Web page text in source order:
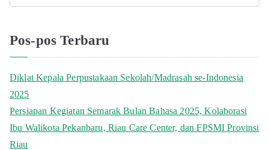
Pos-pos Terbaru
Diklat Kepala Perpustakaan Sekolah/Madrasah se-Indonesia
2025
Persiapan Kegiatan Semarak Bulan Bahasa 2025, Kolaborasi
Ibu Walikota Pekanbaru, Riau Care Center, dan FPSMI Provinsi
Riau